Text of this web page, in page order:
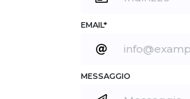
EMAIL*
MESSAGGIO